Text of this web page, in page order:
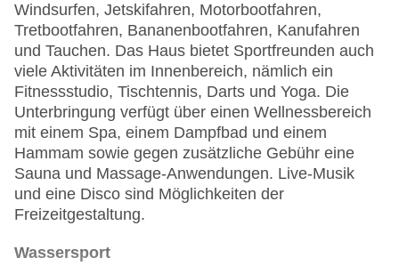
Windsurfen, Jetskifahren, Motorbootfahren,
Tretbootfahren, Bananenbootfahren, Kanufahren
und Tauchen. Das Haus bietet Sportfreunden auch
viele Aktivitäten im Innenbereich, nämlich ein
Fitnessstudio, Tischtennis, Darts und Yoga. Die
Unterbringung verfügt über einen Wellnessbereich
mit einem Spa, einem Dampfbad und einem
Hammam sowie gegen zusätzliche Gebühr eine
Sauna und Massage-Anwendungen. Live-Musik
und eine Disco sind Möglichkeiten der
Freizeitgestaltung.
Wassersport